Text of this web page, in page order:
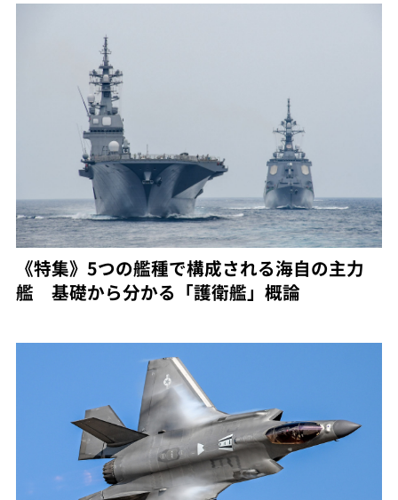
《特集》5つの艦種で構成される海自の主力
艦 基礎から分かる「護衛艦」概論